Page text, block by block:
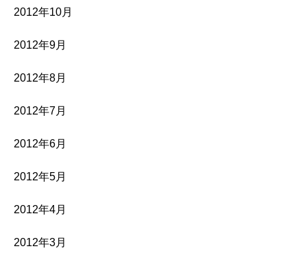
2012年10月
2012年9月
2012年8月
2012年7月
2012年6月
2012年5月
2012年4月
2012年3月